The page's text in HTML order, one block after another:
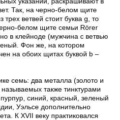
Так, на черно-белом щите
ветвей стоит буква g, то
белом щите семьи Rörer
но в клейноде (мужчина с ветвью
Фон же, на котором
на обоих щитах буквой b –
семь: два металла (золото и
также тинктурами
синий, красный, зеленый
Уэльсе дополнительно
К XVII веку практиковался